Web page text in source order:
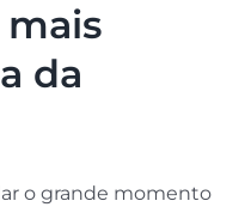
mais
da
o grande momento